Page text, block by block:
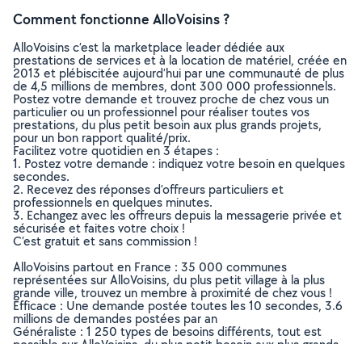
Comment fonctionne AlloVoisins ?
AlloVoisins c’est la marketplace leader dédiée aux
prestations de services et à la location de matériel, créée en
2013 et plébiscitée aujourd’hui par une communauté de plus
de 4,5 millions de membres, dont 300 000 professionnels.
Postez votre demande et trouvez proche de chez vous un
particulier ou un professionnel pour réaliser toutes vos
prestations, du plus petit besoin aux plus grands projets,
pour un bon rapport qualité/prix.
Facilitez votre quotidien en 3 étapes :
1. Postez votre demande : indiquez votre besoin en quelques
secondes.
2. Recevez des réponses d’offreurs particuliers et
professionnels en quelques minutes.
3. Echangez avec les offreurs depuis la messagerie privée et
sécurisée et faites votre choix !
C’est gratuit et sans commission !
AlloVoisins partout en France : 35 000 communes
représentées sur AlloVoisins, du plus petit village à la plus
grande ville, trouvez un membre à proximité de chez vous !
Efficace : Une demande postée toutes les 10 secondes, 3.6
millions de demandes postées par an
Généraliste : 1 250 types de besoins différents, tout est